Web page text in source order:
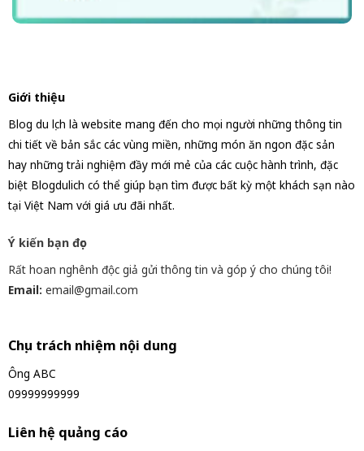
Giới thiệu
Blog du lịch là website mang đến cho mọi người những thông tin
chi tiết về bản sắc các vùng miền, những món ăn ngon đặc sản
hay những trải nghiệm đầy mới mẻ của các cuộc hành trình, đặc
biệt Blogdulich có thể giúp bạn tìm được bất kỳ một khách sạn nào
tại Việt Nam với giá ưu đãi nhất.
Ý kiến bạn đọc
Rất hoan nghênh độc giả gửi thông tin và góp ý cho chúng tôi!
Email: email@gmail.com
Chịu trách nhiệm nội dung
Ông ABC
09999999999
Liên hệ quảng cáo